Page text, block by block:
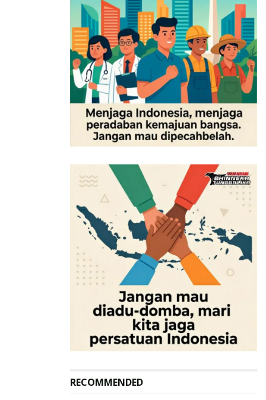
RECOMMENDED